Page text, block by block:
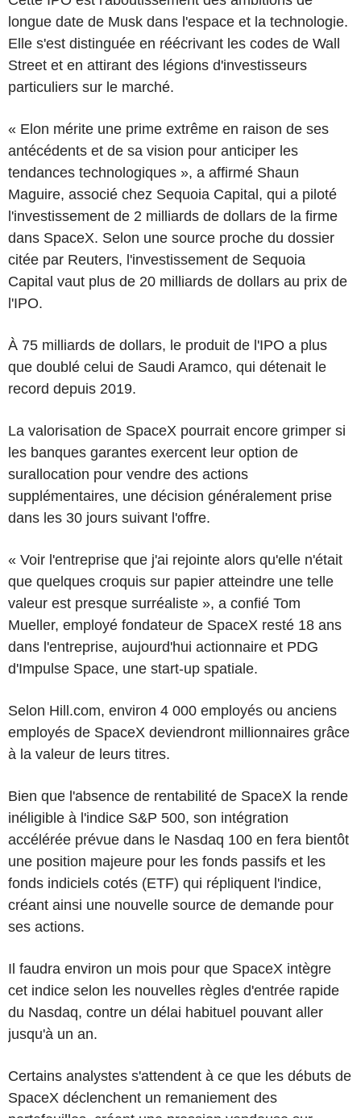
longue date de Musk dans l'espace et la technologie.
Elle s'est distinguée en réécrivant les codes de Wall
Street et en attirant des légions d'investisseurs
particuliers sur le marché.
« Elon mérite une prime extrême en raison de ses
antécédents et de sa vision pour anticiper les
tendances technologiques », a affirmé Shaun
Maguire, associé chez Sequoia Capital, qui a piloté
l'investissement de 2 milliards de dollars de la firme
dans SpaceX. Selon une source proche du dossier
citée par Reuters, l'investissement de Sequoia
Capital vaut plus de 20 milliards de dollars au prix de
l'IPO.
À 75 milliards de dollars, le produit de l'IPO a plus
que doublé celui de Saudi Aramco, qui détenait le
record depuis 2019.
La valorisation de SpaceX pourrait encore grimper si
les banques garantes exercent leur option de
surallocation pour vendre des actions
supplémentaires, une décision généralement prise
dans les 30 jours suivant l'offre.
« Voir l'entreprise que j'ai rejointe alors qu'elle n'était
que quelques croquis sur papier atteindre une telle
valeur est presque surréaliste », a confié Tom
Mueller, employé fondateur de SpaceX resté 18 ans
dans l'entreprise, aujourd'hui actionnaire et PDG
d'Impulse Space, une start-up spatiale.
Selon Hill.com, environ 4 000 employés ou anciens
employés de SpaceX deviendront millionnaires grâce
à la valeur de leurs titres.
Bien que l'absence de rentabilité de SpaceX la rende
inéligible à l'indice S&P 500, son intégration
accélérée prévue dans le Nasdaq 100 en fera bientôt
une position majeure pour les fonds passifs et les
fonds indiciels cotés (ETF) qui répliquent l'indice,
créant ainsi une nouvelle source de demande pour
ses actions.
Il faudra environ un mois pour que SpaceX intègre
cet indice selon les nouvelles règles d'entrée rapide
du Nasdaq, contre un délai habituel pouvant aller
jusqu'à un an.
Certains analystes s'attendent à ce que les débuts de
SpaceX déclenchent un remaniement des